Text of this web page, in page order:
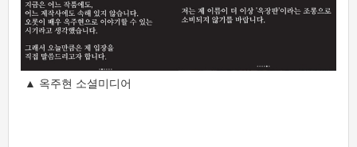
▲ 옥주현 소셜미디어